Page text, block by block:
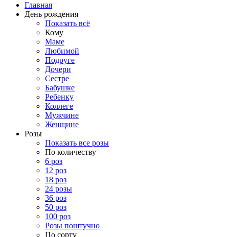
Главная
День рождения
Показать всё
Кому
Маме
Любимой
Подруге
Дочери
Сестре
Бабушке
Ребенку
Коллеге
Мужчине
Женщине
Розы
Показать все розы
По количеству
6 роз
12 роз
18 роз
24 розы
36 роз
50 роз
100 роз
Розы поштучно
По сорту